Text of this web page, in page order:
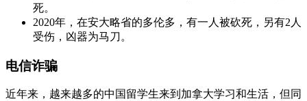
死。
2020年，在安大略省的多伦多，有一人被砍死，另有2人
受伤，凶器为马刀。
电信诈骗
近年来，越来越多的中国留学生来到加拿大学习和生活，但同